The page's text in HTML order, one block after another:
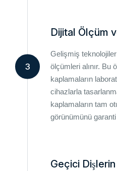
3
Dijital Ölçüm
Gelişmiş
ölçümleri alınır. Bu
kaplamaların
cihazlarla
kaplamaların tam
görünümünü
Geçici